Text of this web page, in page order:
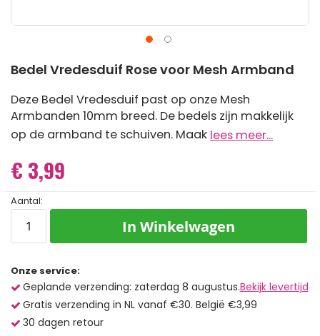
naar
begin
van
de
afbeeldingen-
Bedel Vredesduif Rose voor Mesh Armband
Deze Bedel Vredesduif past op onze Mesh
Armbanden 10mm breed. De bedels zijn makkelijk
op de armband te schuiven. Maak lees meer...
€ 3,99
Aantal:
In Winkelwagen
Onze service:
Geplande verzending: zaterdag 8 augustus.Bekijk levertijd
Gratis verzending in NL vanaf €30. België €3,99
30 dagen retour